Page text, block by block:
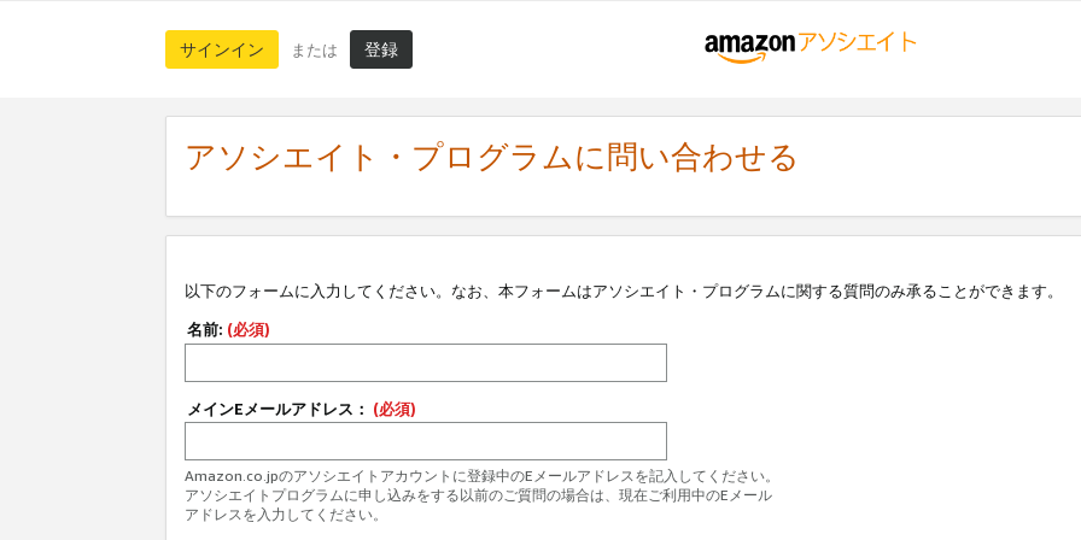
サインイン または 登録
アソシエイト・プログラムに問い合わせる
以下のフォームに入力してください。なお、本フォームはアソシエイト・プログラムに関する質問のみ承ることができます。
名前: (必須)
メインEメールアドレス： (必須)
Amazon.co.jpのアソシエイトアカウントに登録中のEメールアドレスを記入してください。
アソシエイトプログラムに申し込みをする以前のご質問の場合は、現在ご利用中のEメール
アドレスを入力してください。